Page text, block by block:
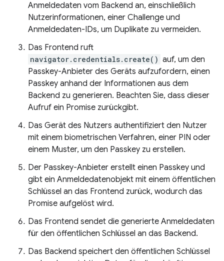
Anmeldedaten vom Backend an, einschließlich
Nutzerinformationen, einer Challenge und
Anmeldedaten-IDs, um Duplikate zu vermeiden.
Das Frontend ruft
navigator.credentials.create() auf, um den
Passkey-Anbieter des Geräts aufzufordern, einen
Passkey anhand der Informationen aus dem
Backend zu generieren. Beachten Sie, dass dieser
Aufruf ein Promise zurückgibt.
Das Gerät des Nutzers authentifiziert den Nutzer
mit einem biometrischen Verfahren, einer PIN oder
einem Muster, um den Passkey zu erstellen.
Der Passkey-Anbieter erstellt einen Passkey und
gibt ein Anmeldedatenobjekt mit einem öffentlichen
Schlüssel an das Frontend zurück, wodurch das
Promise aufgelöst wird.
Das Frontend sendet die generierte Anmeldedaten
für den öffentlichen Schlüssel an das Backend.
Das Backend speichert den öffentlichen Schlüssel